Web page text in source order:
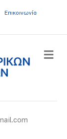
Επικοινωνία